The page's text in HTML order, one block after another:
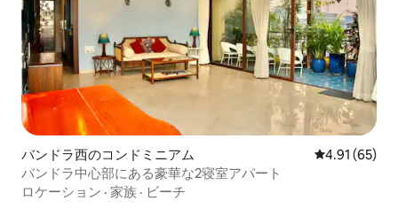
バンドラ西のコンドミニアム レビュー65
4.91 (65)
バンドラ中心部にある豪華な2寝室アパート
ロケーション · 家族 · ビーチ